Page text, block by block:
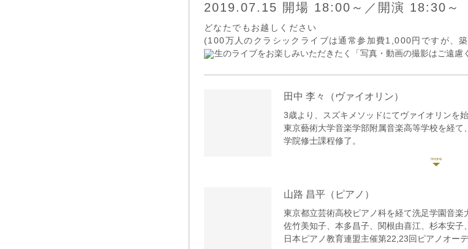
2019.07.15 開場 18:00～／開演 18:30～
どなたでもお越しください
(100万人のクラシックライブは通常参加費1,000円ですが、
生のライブをお楽しみいただきたく「写真・動画の撮影はご遠慮
田中 李々 （ヴァイオリン）
3歳より、スズキメソッドにてヴァイオリンを始
東京藝術大学音楽学部附属音楽高等学校を経て
学院修士課程修了。
大学院卒業後渡独。ドイツ、ニュルンベルクに
毎日新聞社主催、第61回全日本学生音楽コンク
第12回大阪国際コンクールアンサンブル部門第
市長賞受賞。
山路 昌平 （ピアノ）
東京都立芸術高校ピアノ科を経て洗足学園音楽
佐竹美知子、本多昌子、関根由喜江、杉本安子
日本ピアノ教育連盟主催第22,23回ピアノオー